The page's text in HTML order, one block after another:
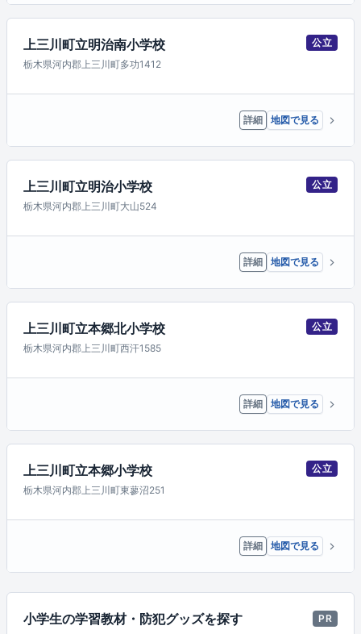
上三川町立明治南小学校
公立
栃木県河内郡上三川町多功1412
詳細 地図で見る
上三川町立明治小学校
公立
栃木県河内郡上三川町大山524
詳細 地図で見る
上三川町立本郷北小学校
公立
栃木県河内郡上三川町西汗1585
詳細 地図で見る
上三川町立本郷小学校
公立
栃木県河内郡上三川町東蓼沼251
詳細 地図で見る
小学生の学習教材・防犯グッズを探す
PR